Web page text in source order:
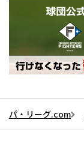
パ・リーグ.com